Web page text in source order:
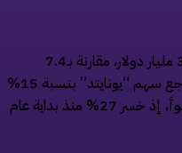
تبلغ القيمة السوقية لـ”يونايتد” نحو 31 مليار دولار، مقارنة بـ7.4
مليارات دولار فقط لـ”أميركان”. وقد تراجع سهم “يونايتد” بنسبة 15%
هذا العام، بينما كان أداء “أميركان” أسوأ، إذ خسر 27% منذ بداية عام